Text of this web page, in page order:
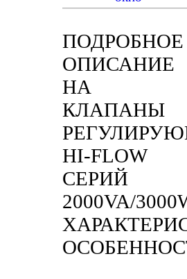
ПОДРОБНОЕ
ОПИСАНИЕ
НА
КЛАПАНЫ
HI-FLOW
СЕРИЙ
2000VA/